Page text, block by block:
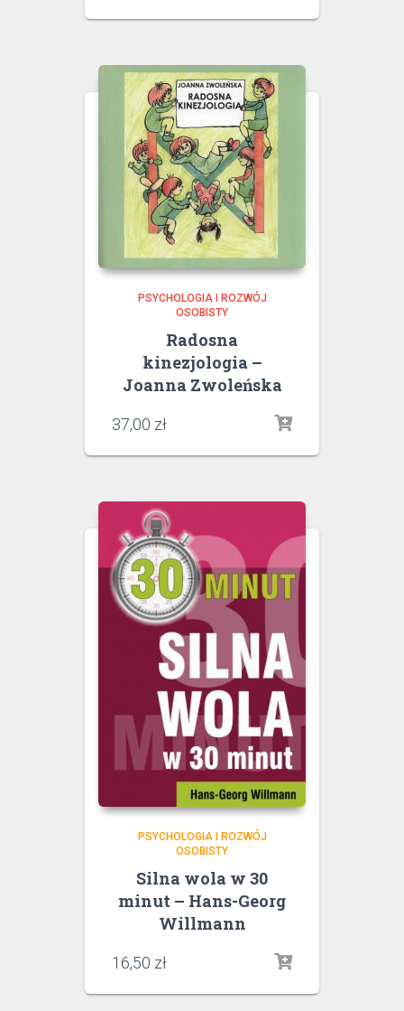
PSYCHOLOGIA I ROZWÓJ
OSOBISTY
Radosna
kinezjologia –
Joanna Zwoleńska
37,00 zł
PSYCHOLOGIA I ROZWÓJ
OSOBISTY
Silna wola w 30
minut – Hans-Georg
Willmann
16,50 zł